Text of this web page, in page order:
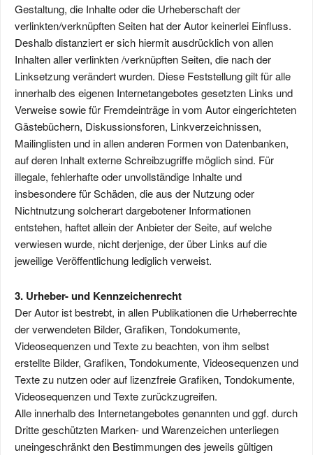
Gestaltung, die Inhalte oder die Urheberschaft der
verlinkten/verknüpften Seiten hat der Autor keinerlei Einfluss.
Deshalb distanziert er sich hiermit ausdrücklich von allen
Inhalten aller verlinkten /verknüpften Seiten, die nach der
Linksetzung verändert wurden. Diese Feststellung gilt für alle
innerhalb des eigenen Internetangebotes gesetzten Links und
Verweise sowie für Fremdeinträge in vom Autor eingerichteten
Gästebüchern, Diskussionsforen, Linkverzeichnissen,
Mailinglisten und in allen anderen Formen von Datenbanken,
auf deren Inhalt externe Schreibzugriffe möglich sind. Für
illegale, fehlerhafte oder unvollständige Inhalte und
insbesondere für Schäden, die aus der Nutzung oder
Nichtnutzung solcherart dargebotener Informationen
entstehen, haftet allein der Anbieter der Seite, auf welche
verwiesen wurde, nicht derjenige, der über Links auf die
jeweilige Veröffentlichung lediglich verweist.
3. Urheber- und Kennzeichenrecht
Der Autor ist bestrebt, in allen Publikationen die Urheberrechte
der verwendeten Bilder, Grafiken, Tondokumente,
Videosequenzen und Texte zu beachten, von ihm selbst
erstellte Bilder, Grafiken, Tondokumente, Videosequenzen und
Texte zu nutzen oder auf lizenzfreie Grafiken, Tondokumente,
Videosequenzen und Texte zurückzugreifen.
Alle innerhalb des Internetangebotes genannten und ggf. durch
Dritte geschützten Marken- und Warenzeichen unterliegen
uneingeschränkt den Bestimmungen des jeweils gültigen